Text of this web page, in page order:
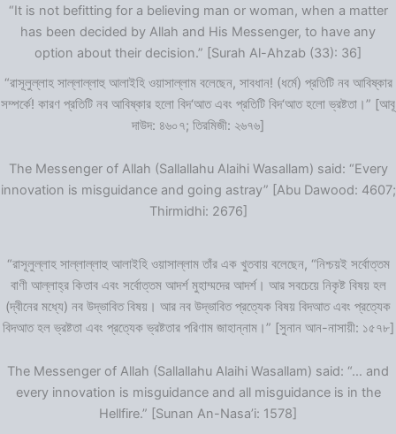
“It is not befitting for a believing man or woman, when a matter
has been decided by Allah and His Messenger, to have any
option about their decision.” [Surah Al-Ahzab (33): 36]
“রাসূলুল্লাহ সাল্লাল্লাহু আলাইহি ওয়াসাল্লাম বলেছেন, সাবধান! (ধর্মে) প্রতিটি নব আবিষ্কার
সম্পর্কে! কারণ প্রতিটি নব আবিষ্কার হলো বিদ‘আত এবং প্রতিটি বিদ‘আত হলো ভ্রষ্টতা।” [আবূ
দাউদ: ৪৬০৭; তিরমিজী: ২৬৭৬]
The Messenger of Allah (Sallallahu Alaihi Wasallam) said: “Every
innovation is misguidance and going astray” [Abu Dawood: 4607;
Thirmidhi: 2676]
“রাসূলুল্লাহ সাল্লাল্লাহু আলাইহি ওয়াসাল্লাম তাঁর এক খুতবায় বলেছেন, “নিশ্চয়ই সর্বোত্তম
বাণী আল্লাহ্‌র কিতাব এবং সর্বোত্তম আদর্শ মুহাম্মদের আদর্শ। আর সবচেয়ে নিকৃষ্ট বিষয় হল
(দ্বীনের মধ্যে) নব উদ্ভাবিত বিষয়। আর নব উদ্ভাবিত প্রত্যেক বিষয় বিদআত এবং প্রত্যেক
বিদআত হল ভ্রষ্টতা এবং প্রত্যেক ভ্রষ্টতার পরিণাম জাহান্নাম।” [সুনান আন-নাসায়ী: ১৫৭৮]
The Messenger of Allah (Sallallahu Alaihi Wasallam) said: “… and
every innovation is misguidance and all misguidance is in the
Hellfire.” [Sunan An-Nasa’i: 1578]